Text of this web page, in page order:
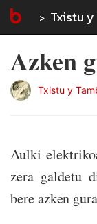
Txistu
Azken
Txistu y
Aulki
zera galdetu
bere azken